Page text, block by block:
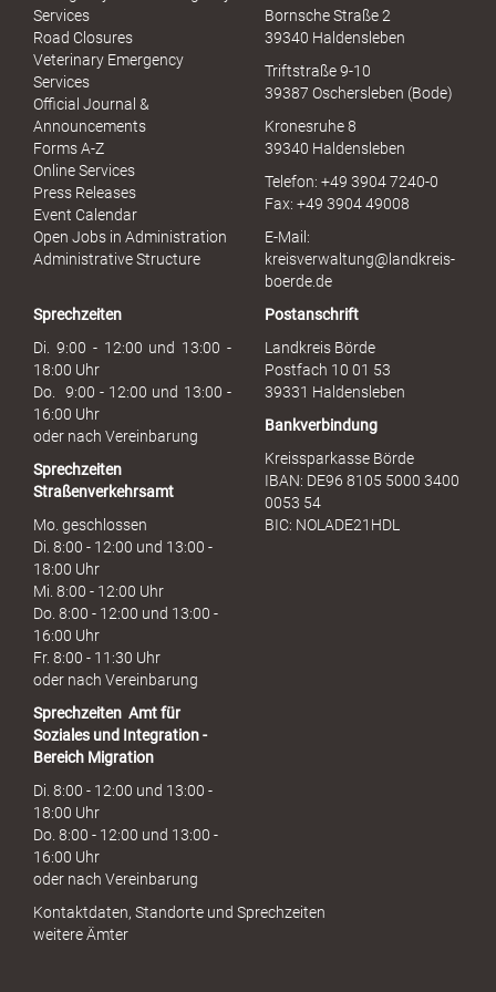
u
h
Services
Road Closures
Veterinary Emergency
Services
Official Journal &
Announcements
Forms A-Z
Online Services
Press Releases
Event Calendar
Open Jobs in Administration
Administrative Structure
Bornsche Straße 2
39340 Haldensleben
Triftstraße 9-10
39387 Oschersleben (Bode)
Kronesruhe 8
39340 Haldensleben
Telefon: +49 3904 7240-0
Fax: +49 3904 49008
E-Mail:
kreisverwaltung@landkreis-
boerde.de
Sprechzeiten
Di. 9:00 - 12:00 und 13:00 -
18:00 Uhr
Do. 9:00 - 12:00 und 13:00 -
16:00 Uhr
oder nach Vereinbarung
Sprechzeiten
Straßenverkehrsamt
Mo. geschlossen
Di. 8:00 - 12:00 und 13:00 -
18:00 Uhr
Mi. 8:00 - 12:00 Uhr
Do. 8:00 - 12:00 und 13:00 -
16:00 Uhr
Fr. 8:00 - 11:30 Uhr
oder nach Vereinbarung
Sprechzeiten Amt für
Soziales und Integration -
Bereich Migration
Di. 8:00 - 12:00 und 13:00 -
18:00 Uhr
Do. 8:00 - 12:00 und 13:00 -
16:00 Uhr
oder nach Vereinbarung
Postanschrift
Landkreis Börde
Postfach 10 01 53
39331 Haldensleben
Bankverbindung
Kreissparkasse Börde
IBAN: DE96 8105 5000 3400
0053 54
BIC: NOLADE21HDL
Kontaktdaten, Standorte und Sprechzeiten
weitere Ämter